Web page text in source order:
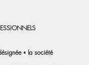
« la société